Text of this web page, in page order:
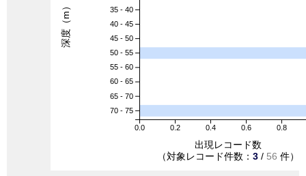
0.0 0.2 0.4 0.6 0.8
35 - 40
40 - 45
45 - 50
50 - 55
55 - 60
60 - 65
65 - 70
70 - 75
出現レコード数
（対象レコード件数： 3 / 56 件）
深度（m）